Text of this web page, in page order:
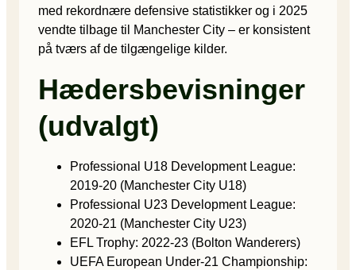
med rekordnære defensive statistikker og i 2025
vendte tilbage til Manchester City – er konsistent
på tværs af de tilgængelige kilder.
Hædersbevisninger
(udvalgt)
Professional U18 Development League:
2019-20 (Manchester City U18)
Professional U23 Development League:
2020-21 (Manchester City U23)
EFL Trophy: 2022-23 (Bolton Wanderers)
UEFA European Under-21 Championship: